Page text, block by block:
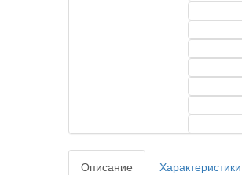
Описание Характеристики